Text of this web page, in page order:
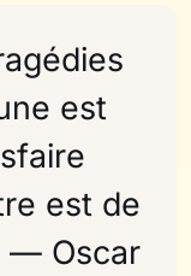
est
est de
— Oscar